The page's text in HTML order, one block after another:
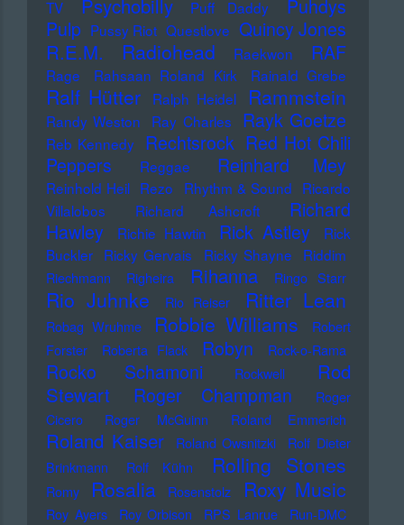
TV
Psychobilly Puff Daddy
Puhdys
Pulp Pussy Riot Questlove Quincy Jones
R.E.M. Radiohead Raekwon RAF
Rage Rahsaan Roland Kirk Rainald Grebe
Ralf Hütter Ralph Heidel Rammstein
Randy Weston Ray Charles Rayk Goetze
Reb Kennedy Rechtsrock Red Hot Chili
Peppers
Reggae Reinhard Mey
Reinhold Heil Rezo Rhythm & Sound Ricardo
Villalobos
Richard Ashcroft
Richard
Hawley
Richie Hawtin Rick Astley
Rick
Buckler
Ricky Gervais Ricky Shayne Riddim
Riechmann Righeira Rihanna Ringo Starr
Rio Juhnke Rio Reiser Ritter Lean
Robag Wruhme Robbie Williams
Robert
Forster
Roberta Flack Robyn Rock-o-Rama
Rocko Schamoni Rockwell
Rod
Stewart
Roger Champman
Roger
Cicero
Roger McGuinn Roland Emmerich
Roland Kaiser Roland Owsnitzki
Rolf Dieter
Brinkmann
Rolf Kühn Rolling Stones
Romy Rosalia Rosenstolz Roxy Music
Roy Ayers Roy Orbison RPS Lanrue
Run-DMC